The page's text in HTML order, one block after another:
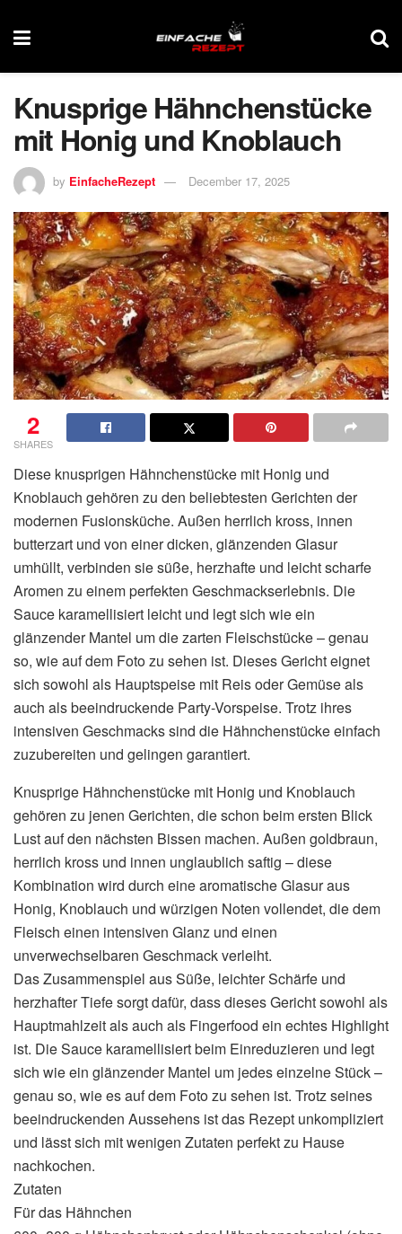
Knusprige Hähnchenstücke
mit Honig und Knoblauch
by EinfacheRezept December 17, 2025
2
SHARES
Diese knusprigen Hähnchenstücke mit Honig und
Knoblauch gehören zu den beliebtesten Gerichten der
modernen Fusionsküche. Außen herrlich kross, innen
butterzart und von einer dicken, glänzenden Glasur
umhüllt, verbinden sie süße, herzhafte und leicht scharfe
Aromen zu einem perfekten Geschmackserlebnis. Die
Sauce karamellisiert leicht und legt sich wie ein
glänzender Mantel um die zarten Fleischstücke – genau
so, wie auf dem Foto zu sehen ist. Dieses Gericht eignet
sich sowohl als Hauptspeise mit Reis oder Gemüse als
auch als beeindruckende Party-Vorspeise. Trotz ihres
intensiven Geschmacks sind die Hähnchenstücke einfach
zuzubereiten und gelingen garantiert.
Knusprige Hähnchenstücke mit Honig und Knoblauch
gehören zu jenen Gerichten, die schon beim ersten Blick
Lust auf den nächsten Bissen machen. Außen goldbraun,
herrlich kross und innen unglaublich saftig – diese
Kombination wird durch eine aromatische Glasur aus
Honig, Knoblauch und würzigen Noten vollendet, die dem
Fleisch einen intensiven Glanz und einen
unverwechselbaren Geschmack verleiht.
Das Zusammenspiel aus Süße, leichter Schärfe und
herzhafter Tiefe sorgt dafür, dass dieses Gericht sowohl als
Hauptmahlzeit als auch als Fingerfood ein echtes Highlight
ist. Die Sauce karamellisiert beim Einreduzieren und legt
sich wie ein glänzender Mantel um jedes einzelne Stück –
genau so, wie es auf dem Foto zu sehen ist. Trotz seines
beeindruckenden Aussehens ist das Rezept unkompliziert
und lässt sich mit wenigen Zutaten perfekt zu Hause
nachkochen.
Zutaten
Für das Hähnchen